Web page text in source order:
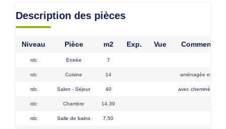
Description des pièces
Niveau Pièce m2 Exp. Vue
rdc Entrée 7
rdc Cuisine 14 aménagée et
rdc Salon - Séjour 40 avec cheminée et
rdc Chambre 14,39
rdc Salle de bains 7,50